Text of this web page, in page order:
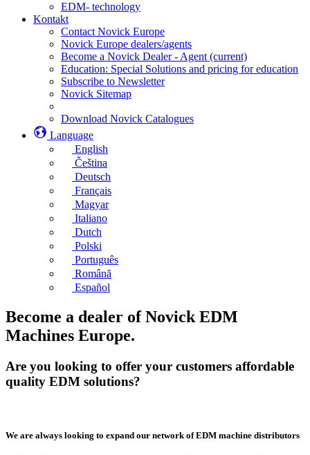
EDM- technology
Kontakt
Contact Novick Europe
Novick Europe dealers/agents
Become a Novick Dealer - Agent (current)
Education: Special Solutions and pricing for education
Subscribe to Newsletter
Novick Sitemap
Download Novick Catalogues
Language
English
Čeština
Deutsch
Français
Magyar
Italiano
Dutch
Polski
Português
Română
Español
Become a dealer of Novick EDM
Machines Europe.
Are you looking to offer your customers affordable
quality EDM solutions?
We are always looking to expand our network of EDM machine distributors